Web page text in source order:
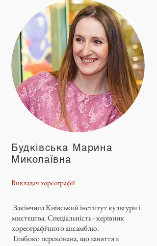
Будківська Марина
Миколаївна
Викладач хореографії
Закінчила Київський інститут культури і
мистецтва. Спеціальність - керівник
хореографічного ансамблю.
Глибоко переконана, що заняття з